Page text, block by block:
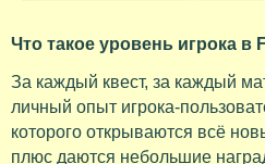
Что такое уровень игрока в
За каждый квест, за каждый
личный опыт игрока-
которого открываются всё
плюс даются небольшие